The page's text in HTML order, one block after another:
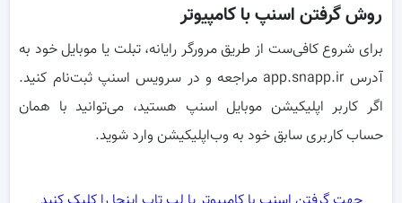
روش گرفتن اسنپ با کامپیوتر
برای شروع کافی‌ست از طریق مرورگر رایانه، تبلت یا موبایل خود به
آدرس app.snapp.ir مراجعه و در سرویس اسنپ ثبت‌نام کنید.
اگر کاربر اپلیکیشن موبایل اسنپ هستید، می‌توانید با همان
حساب کاربری سابق خود به وب‌اپلیکیشن وارد شوید.